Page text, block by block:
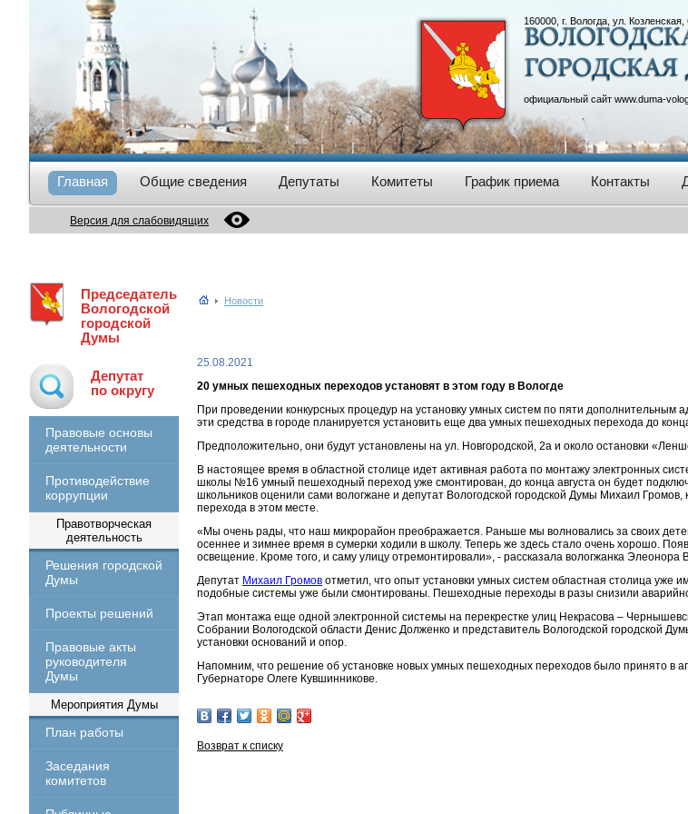
160000, г. Вологда, ул. Козленская,
официальный сайт www.duma-
Главная Общие сведения Депутаты Комитеты График приема Контакты
Версия для слабовидящих
Председатель
Вологодской
городской
Думы
Депутат
по округу
Правовые основы
деятельности
Противодействие
коррупции
Правотворческая
деятельность
Решения городской
Думы
Проекты решений
Правовые акты
руководителя
Думы
Мероприятия Думы
План работы
Заседания
комитетов
Новости
25.08.2021
20 умных пешеходных переходов установят в этом году в Вологде
При проведении конкурсных процедур на установку умных систем по пяти дополнительным
эти средства в городе планируется установить еще два умных пешеходных перехода до
Предположительно, они будут установлены на ул. Новгородской, 2а и около остановки
В настоящее время в областной столице идет активная работа по монтажу электронных
школы №16 умный пешеходный переход уже смонтирован, до конца августа он будет
школьников оценили сами вологжане и депутат Вологодской городской Думы Михаил
перехода в этом месте.
«Мы очень рады, что наш микрорайон преображается. Раньше мы волновались за своих
осеннее и зимнее время в сумерки ходили в школу. Теперь же здесь стало очень хорошо.
освещение. Кроме того, и саму улицу отремонтировали», - рассказала вологжанка Элеонора
Депутат Михаил Громов отметил, что опыт установки умных систем областная столица уже
подобные системы уже были смонтированы. Пешеходные переходы в разы снизили
Этап монтажа еще одной электронной системы на перекрестке улиц Некрасова –
Собрании Вологодской области Денис Долженко и представитель Вологодской городской
установки оснований и опор.
Напомним, что решение об установке новых умных пешеходных переходов было принято в
Губернаторе Олеге Кувшинникове.
Возврат к списку